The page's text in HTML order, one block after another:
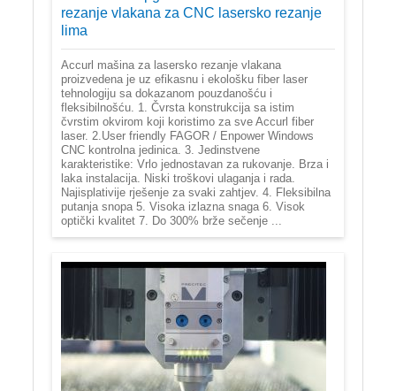
rezanje vlakana za CNC lasersko rezanje
lima
Accurl mašina za lasersko rezanje vlakana
proizvedena je uz efikasnu i ekološku fiber laser
tehnologiju sa dokazanom pouzdanošću i
fleksibilnošću. 1. Čvrsta konstrukcija sa istim
čvrstim okvirom koji koristimo za sve Accurl fiber
laser. 2.User friendly FAGOR / Enpower Windows
CNC kontrolna jedinica. 3. Jedinstvene
karakteristike: Vrlo jednostavan za rukovanje. Brza i
laka instalacija. Niski troškovi ulaganja i rada.
Najisplativije rješenje za svaki zahtjev. 4. Fleksibilna
putanja snopa 5. Visoka izlazna snaga 6. Visok
optički kvalitet 7. Do 300% brže sečenje ...